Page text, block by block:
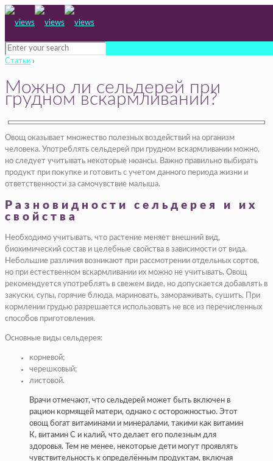
Статьи ›
Можно ли сельдерей при
грудном вскармливании?
Овощ оказывает множество полезных воздействий на организм
человека. Употреблять сельдерей при грудном вскармливании можно,
но следует учитывать некоторые нюансы. Важно правильно выбирать
продукт при покупке и готовить с учетом данного периода жизни и
ответственности за самочувствие малыша.
Разновидности сельдерея и их
свойства
Необходимо учитывать, что растение меняет внешний вид,
биохимический состав и целебные свойства в зависимости от вида.
Небольшие различия возникают при рассмотрении отдельных сортов,
но при естественном вскармливании их можно не учитывать. Овощ
рекомендуется употреблять в свежем виде, но допускается добавлять в
закуски, супы, горячие блюда, мариновать, замораживать, сушить. При
кормлении грудью разрешается использовать не все из перечисленных
способов приготовления.
Основные виды сельдерея:
корневой;
черешковый;
листовой.
Врачи отмечают, что сельдерей может быть включен в
рацион кормящей матери, однако с осторожностью. Этот
овощ богат витаминами и минералами, такими как витамин
К, витамин С и калий, что делает его полезным для
здоровья. Тем не менее, некоторые дети могут проявлять
чувствительность к определённым продуктам, включая